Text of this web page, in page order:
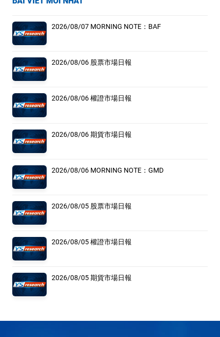
2026/08/07 MORNING NOTE：BAF
2026/08/06 股票市場日報
2026/08/06 權證市場日報
2026/08/06 期貨市場日報
2026/08/06 MORNING NOTE：GMD
2026/08/05 股票市場日報
2026/08/05 權證市場日報
2026/08/05 期貨市場日報